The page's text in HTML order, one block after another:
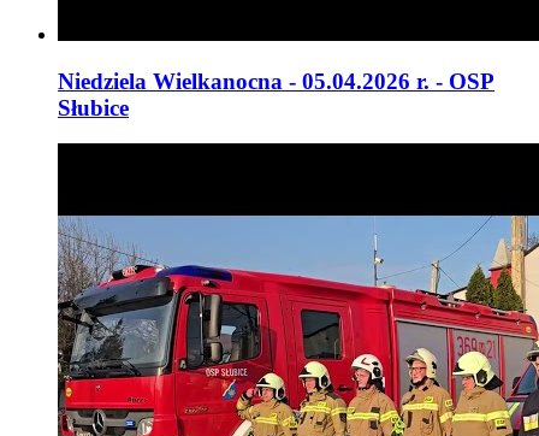
Niedziela Wielkanocna - 05.04.2026 r. - OSP
Słubice